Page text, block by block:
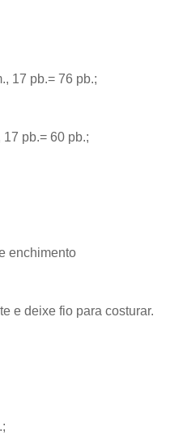
17 pb.= 76 pb.;
17 pb.= 60 pb.;
enchimento
e deixe fio para costurar.